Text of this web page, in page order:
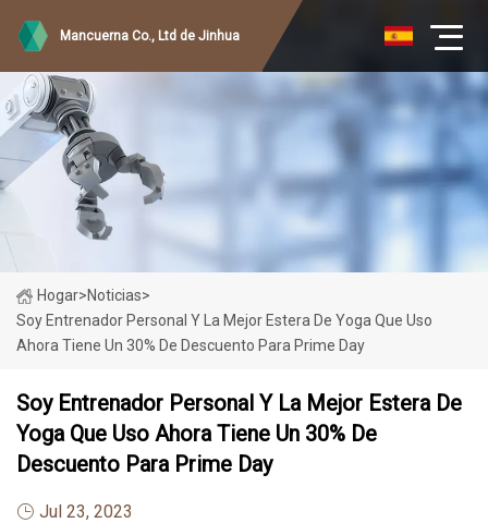
Mancuerna Co., Ltd de Jinhua
Hogar>Noticias>
Soy Entrenador Personal Y La Mejor Estera De Yoga Que Uso
Ahora Tiene Un 30% De Descuento Para Prime Day
Soy Entrenador Personal Y La Mejor Estera De
Yoga Que Uso Ahora Tiene Un 30% De
Descuento Para Prime Day
Jul 23, 2023